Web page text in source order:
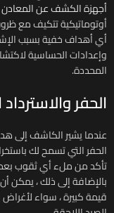
أجهزة الكشف عن المعادن
أوتوماتيكية تتكيف مع
أي أهداف خفية بسبب
وإعدادات الحساسية
المحددة.
الحفر
عندما يشير الكاشف إلى
الحفر التي تسمح لك
تأكد من ملء أي ثقوب بعد
بالإضافة إلى ذلك ، يمكن
قيمة كبيرة ، سواء لأغراض